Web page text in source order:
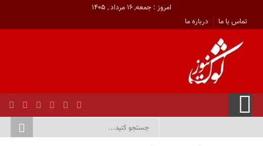
امروز : جمعه, ۱۶ مرداد , ۱۴۰۵
تماس با ما
درباره ما